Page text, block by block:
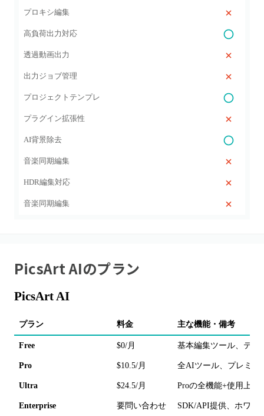
プロキシ編集
高負荷出力対応
透過動画出力
出力ジョブ管理
プロジェクトテンプレ
プラグイン拡張性
AI背景除去
音楽同期編集
HDR編集対応
音楽同期編集
PicsArt AIのプラン
PicsArt AI
プラン 料金 主な機能・備考
Free $0/月 基本編集ツール、テン
Pro $10.5/月 全AIツール、プレミア
Ultra $24.5/月 Proの全機能+使用上限
Enterprise 要問い合わせ SDK/API提供、ホワイ